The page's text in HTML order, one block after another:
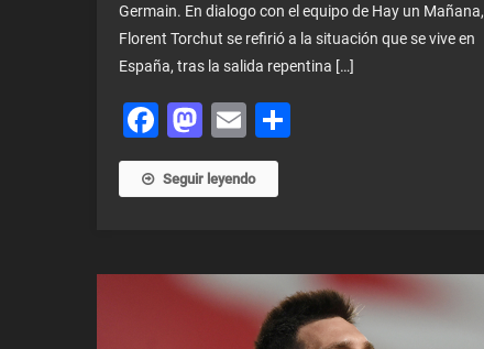
Germain. En dialogo con el equipo de Hay un Mañana,
Florent Torchut se refirió a la situación que se vive en
España, tras la salida repentina […]
Facebook
Mastodon
EmailShare
Seguir leyendo